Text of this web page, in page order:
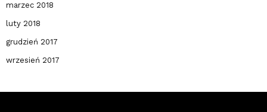
marzec 2018
luty 2018
grudzień 2017
wrzesień 2017